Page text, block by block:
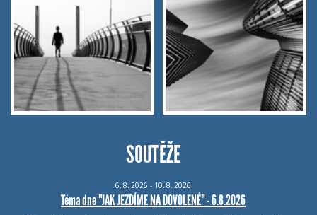
SOUTĚŽE
6. 8. 2026 - 10. 8. 2026
Téma dne "JAK JEZDÍME NA DOVOLENÉ" - 6.8.2026